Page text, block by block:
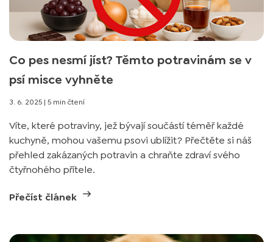
Co pes nesmí jíst? Těmto potravinám se v
psí misce vyhněte
3. 6. 2025 | 5 min čtení
Víte, které potraviny, jež bývají součástí téměř každé
kuchyně, mohou vašemu psovi ublížit? Přečtěte si náš
přehled zakázaných potravin a chraňte zdraví svého
čtyřnohého přítele.
Přečíst článek